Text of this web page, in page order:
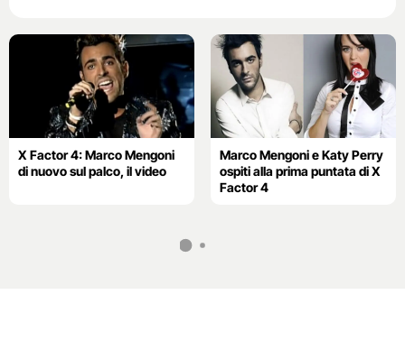
X Factor 4: Marco Mengoni
di nuovo sul palco, il video
Marco Mengoni e Katy Perry
ospiti alla prima puntata di X
Factor 4